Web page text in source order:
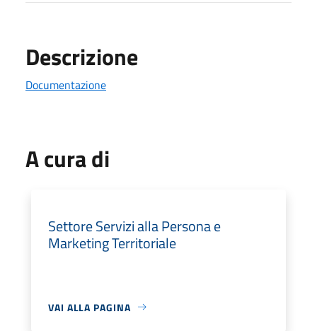
Descrizione
Documentazione
A cura di
Settore Servizi alla Persona e
Marketing Territoriale
VAI ALLA PAGINA